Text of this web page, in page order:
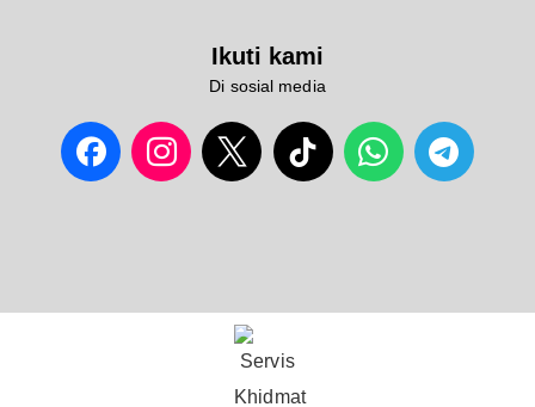
Ikuti kami
Di sosial media